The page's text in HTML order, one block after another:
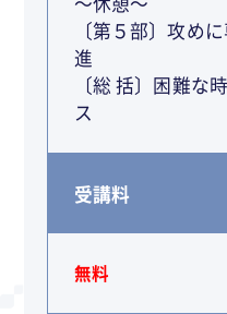
〔第５部〕攻め
進
〔総 括〕困難な
ス
受講料
無料